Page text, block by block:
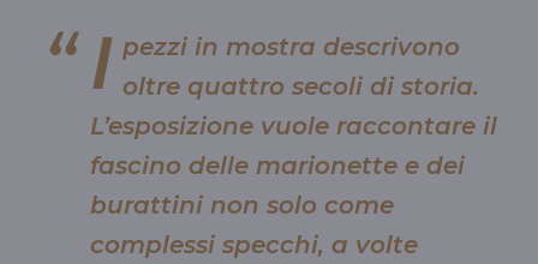
I pezzi in mostra descrivono
oltre quattro secoli di storia.
L’esposizione vuole raccontare il
fascino delle marionette e dei
burattini non solo come
complessi specchi, a volte